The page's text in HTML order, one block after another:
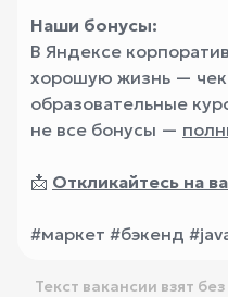
Наши бонусы:
В Яндексе
хорошую жизнь —
образовательные
не все бонусы —
📩 Откликайтесь на
#маркет #бэкенд
Текст вакансии взят